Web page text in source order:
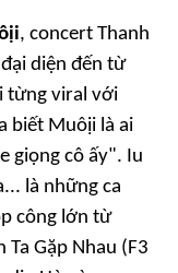
, concert Thanh
diện đến từ
từng viral với
biết Muôịi là ai
giọng cô ấy". Iu
... là những ca
công lớn từ
Ta Gặp Nhau (F3